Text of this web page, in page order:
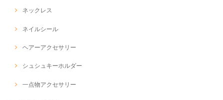
ネックレス
ネイルシール
ヘアーアクセサリー
シュシュキーホルダー
一点物アクセサリー